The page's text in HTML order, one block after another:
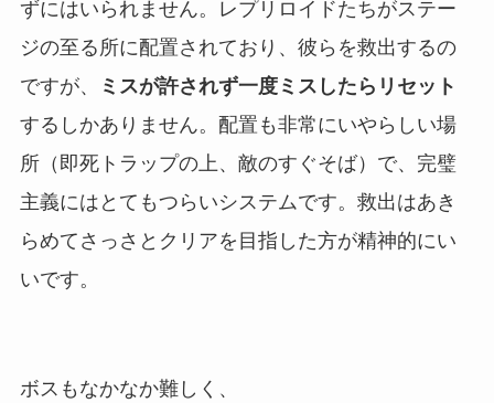
ずにはいられません。レプリロイドたちがステー
ジの至る所に配置されており、彼らを救出するの
ですが、
ミスが許されず一度ミスしたらリセット
するしかありません。配置も非常にいやらしい場
所（即死トラップの上、敵のすぐそば）で、完璧
主義にはとてもつらいシステムです。救出はあき
らめてさっさとクリアを目指した方が精神的にい
いです。
ボスもなかなか難しく、